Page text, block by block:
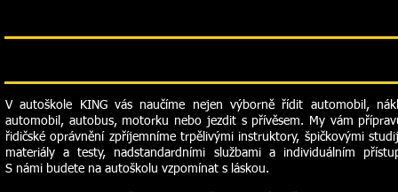
V autoškole KING vás naučíme nejen výborně řídit automobil,
automobil, autobus, motorku nebo jezdit s přívěsem. My vám
řidičské oprávnění zpříjemníme trpělivými instruktory, špičkovými
materiály a testy, nadstandardními službami a individuálním
S námi budete na autoškolu vzpomínat s láskou.